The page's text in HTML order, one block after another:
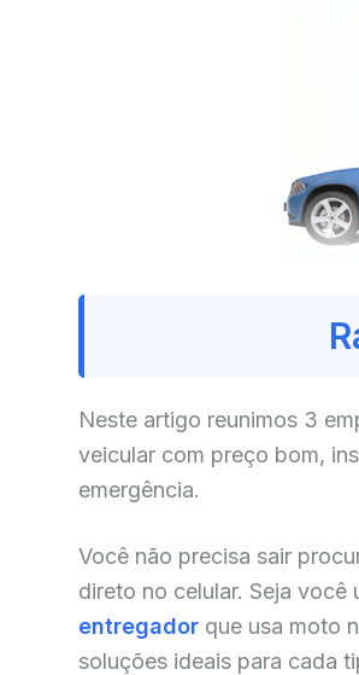
Neste artigo reunimos 3
veicular com preço bom,
emergência.
Você não precisa sair
direto no celular. Seja você
entregador que usa moto
soluções ideais para cada